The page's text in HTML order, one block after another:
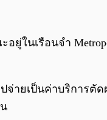
นเรือนจำ
ปจ่ายเป็นค่าบริกา